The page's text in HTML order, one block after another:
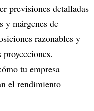
previsiones detalladas
y márgenes de
razonables y
tu empresa
el rendimiento